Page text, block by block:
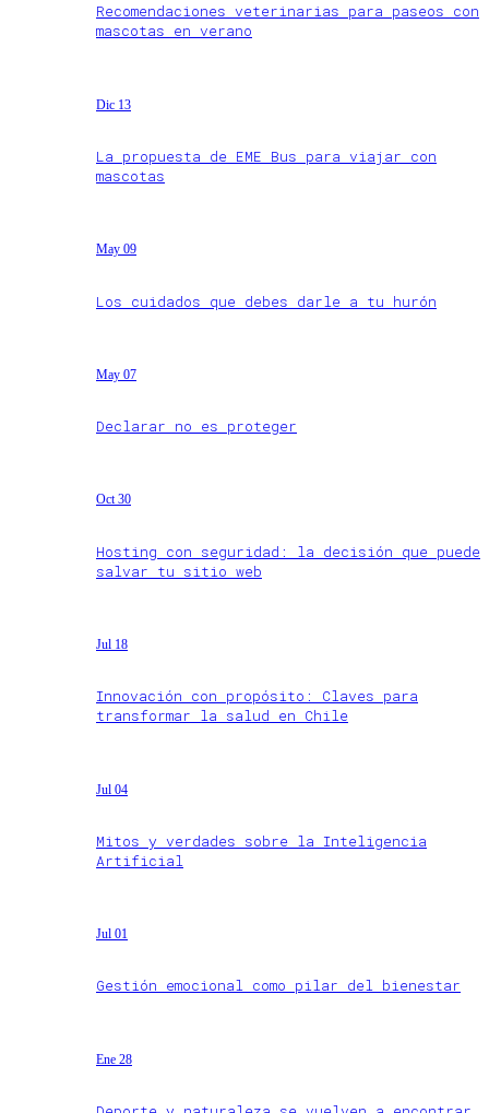
Recomendaciones veterinarias para paseos con
mascotas en verano
Dic 13
La propuesta de EME Bus para viajar con
mascotas
May 09
Los cuidados que debes darle a tu hurón
May 07
Declarar no es proteger
Oct 30
Hosting con seguridad: la decisión que puede
salvar tu sitio web
Jul 18
Innovación con propósito: Claves para
transformar la salud en Chile
Jul 04
Mitos y verdades sobre la Inteligencia
Artificial
Jul 01
Gestión emocional como pilar del bienestar
Ene 28